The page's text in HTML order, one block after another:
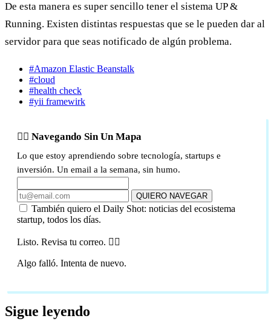
De esta manera es super sencillo tener el sistema UP &
Running. Existen distintas respuestas que se le pueden dar al
servidor para que seas notificado de algún problema.
#Amazon Elastic Beanstalk
#cloud
#health check
#yii framewirk
🏴‍☠️ Navegando Sin Un Mapa
Lo que estoy aprendiendo sobre tecnología, startups e
inversión. Un email a la semana, sin humo.
QUIERO NAVEGAR
También quiero el Daily Shot: noticias del ecosistema
startup, todos los días.
Listo. Revisa tu correo. 🏴‍☠️
Algo falló. Intenta de nuevo.
Sigue leyendo